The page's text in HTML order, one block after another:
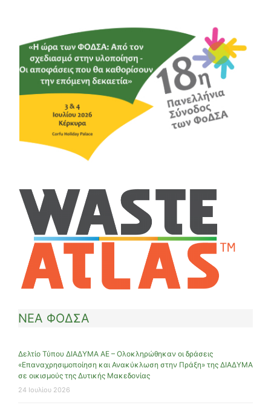
ΝΕΑ ΦΟΔΣΑ
Δελτίο Τύπου ΔΙΑΔΥΜΑ ΑΕ – Ολοκληρώθηκαν οι δράσεις
«Επαναχρησιμοποίηση και Ανακύκλωση στην Πράξη» της ΔΙΑΔΥΜΑ
σε οικισμούς της Δυτικής Μακεδονίας
24 Ιουλίου 2026